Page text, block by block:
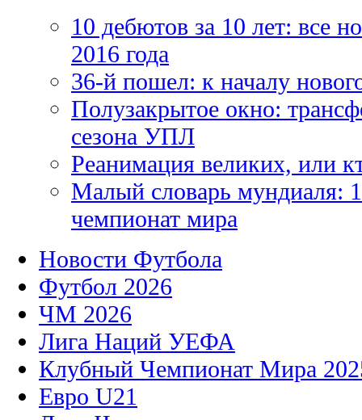
10 дебютов за 10 лет: все
2016 года
36-й пошел: к началу
Полузакрытое окно:
сезона УПЛ
Реанимация великих, или
Малый словарь мундиаля:
чемпионат мира
Новости Футбола
Футбол 2026
ЧМ 2026
Лига Наций УЕФА
Клубный Чемпионат Мира
Евро U21